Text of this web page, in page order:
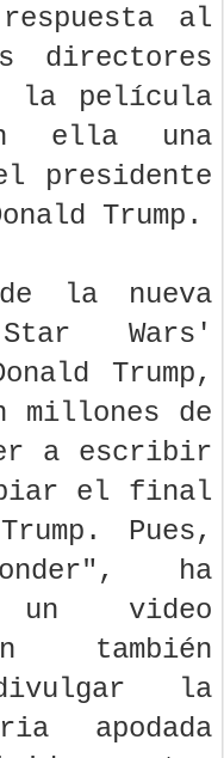
respuesta al
directores
la película
ella una
presidente
Trump.
la nueva
Wars'
Trump,
millones de
a escribir
el final
Pues,
ha
un video
también
la
apodada